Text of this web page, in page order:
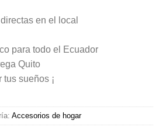
en el local
para todo el Ecuador
Quito
tus sueños ¡
Accesorios de hogar